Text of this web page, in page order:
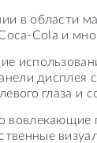
в области
Cola и
глаза и